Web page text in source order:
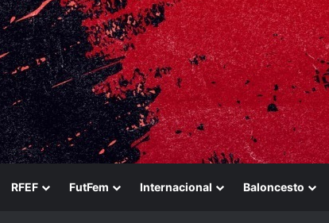
RFEF FutFem Internacional Baloncesto